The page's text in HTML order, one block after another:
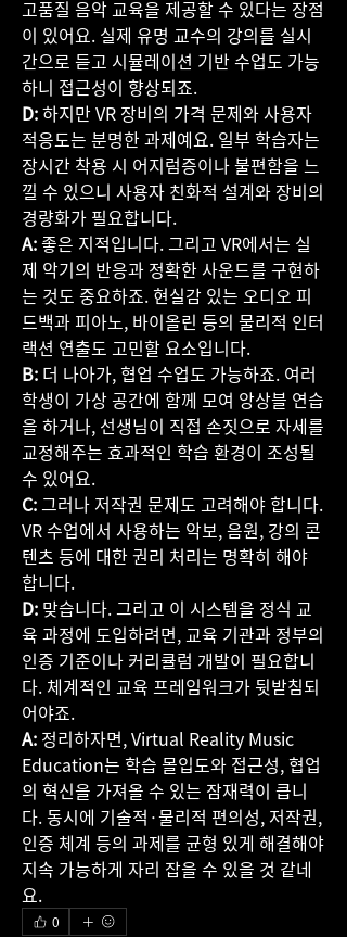
고품질 음악 교육을 제공할 수 있다는 장점
이 있어요. 실제 유명 교수의 강의를 실시
간으로 듣고 시뮬레이션 기반 수업도 가능
하니 접근성이 향상되죠.
D: 하지만 VR 장비의 가격 문제와 사용자
적응도는 분명한 과제예요. 일부 학습자는
장시간 착용 시 어지럼증이나 불편함을 느
낄 수 있으니 사용자 친화적 설계와 장비의
경량화가 필요합니다.
A: 좋은 지적입니다. 그리고 VR에서는 실
제 악기의 반응과 정확한 사운드를 구현하
는 것도 중요하죠. 현실감 있는 오디오 피
드백과 피아노, 바이올린 등의 물리적 인터
랙션 연출도 고민할 요소입니다.
B: 더 나아가, 협업 수업도 가능하죠. 여러
학생이 가상 공간에 함께 모여 앙상블 연습
을 하거나, 선생님이 직접 손짓으로 자세를
교정해주는 효과적인 학습 환경이 조성될
수 있어요.
C: 그러나 저작권 문제도 고려해야 합니다.
VR 수업에서 사용하는 악보, 음원, 강의 콘
텐츠 등에 대한 권리 처리는 명확히 해야
합니다.
D: 맞습니다. 그리고 이 시스템을 정식 교
육 과정에 도입하려면, 교육 기관과 정부의
인증 기준이나 커리큘럼 개발이 필요합니
다. 체계적인 교육 프레임워크가 뒷받침되
어야죠.
A: 정리하자면, Virtual Reality Music
Education는 학습 몰입도와 접근성, 협업
의 혁신을 가져올 수 있는 잠재력이 큽니
다. 동시에 기술적·물리적 편의성, 저작권,
인증 체계 등의 과제를 균형 있게 해결해야
지속 가능하게 자리 잡을 수 있을 것 같네
요.
0